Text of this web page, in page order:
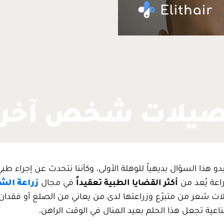
السؤال بديهياً للوهلة الأولى، وكأننا نتحدث عن إجراء
يُعد من أكثر القضايا الطبية تعقيداًفي مجال زراعة
شعر من متبرّع وزراعتها لدى من يعاني من الصلع أو
تجعل هذا الحلم بعيد المنال في الوقت الراهن.